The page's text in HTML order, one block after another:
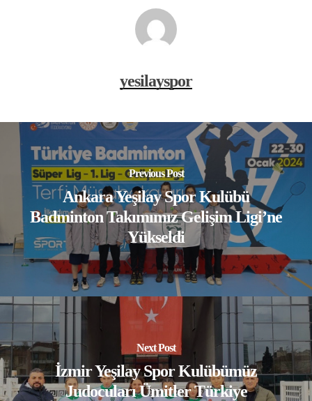
yesilayspor
Previous Post
Ankara Yeşilay Spor Kulübü
Badminton Takımımız Gelişim Ligi’ne
Yükseldi
Next Post
İzmir Yeşilay Spor Kulübümüz
Judocuları Ümitler Türkiye